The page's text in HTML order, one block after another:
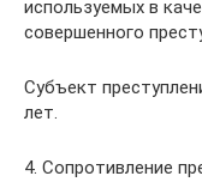
используемых в
совершенного
Субъект
лет.
4. Сопротивление